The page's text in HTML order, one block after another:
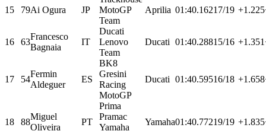
15 79Ai Ogura JP
MotoGP
Team
Aprilia 01:40.16217/19 +1.225
16 63
Francesco
Bagnaia
IT
Ducati
Lenovo
Team
Ducati 01:40.28815/16 +1.351
17 54
Fermin
Aldeguer
ES
BK8
Gresini
Racing
MotoGP
Ducati 01:40.59516/18 +1.658
18 88
Miguel
Oliveira
PT
Prima
Pramac
Yamaha
Yamaha01:40.77219/19 +1.835